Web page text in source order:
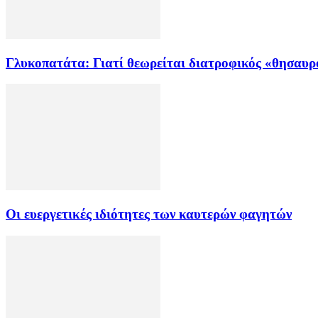
Γλυκοπατάτα: Γιατί θεωρείται διατροφικός
Οι ευεργετικές ιδιότητες των καυτερών φαγητών